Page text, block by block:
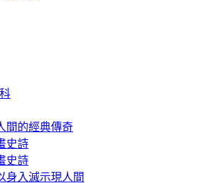
間的經典傳奇
史詩
史詩
身入滅示現人間